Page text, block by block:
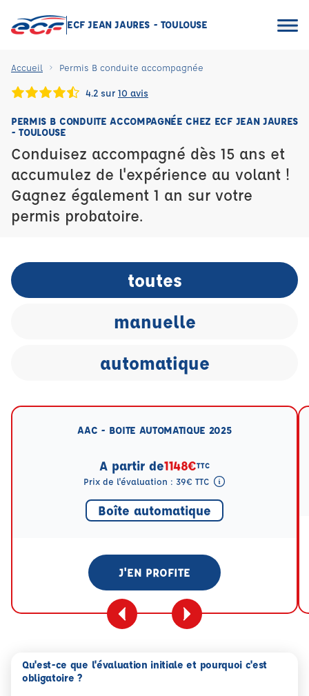
ECF JEAN JAURES - TOULOUSE
Accueil Permis B conduite accompagnée
4.2 sur 10 avis
PERMIS B CONDUITE ACCOMPAGNÉE CHEZ ECF JEAN JAURES
- TOULOUSE
Conduisez accompagné dès 15 ans et
accumulez de l'expérience au volant !
Gagnez également 1 an sur votre
permis probatoire.
toutes
manuelle
automatique
AAC - BOITE AUTOMATIQUE 2025
A partir de1148€TTC
Prix de l'évaluation : 39€ TTC
Boîte automatique
J'EN PROFITE
Qu'est-ce que l'évaluation initiale et pourquoi c'est
obligatoire ?